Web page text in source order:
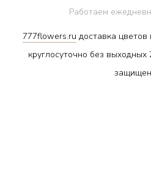
Работаем
777flowers.ru доставка
круглосуточно без